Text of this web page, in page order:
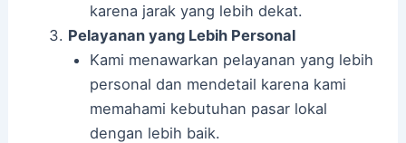
karena jarak yang lebih dekat.
Pelayanan yang Lebih Personal
Kami menawarkan pelayanan yang lebih
personal dan mendetail karena kami
memahami kebutuhan pasar lokal
dengan lebih baik.